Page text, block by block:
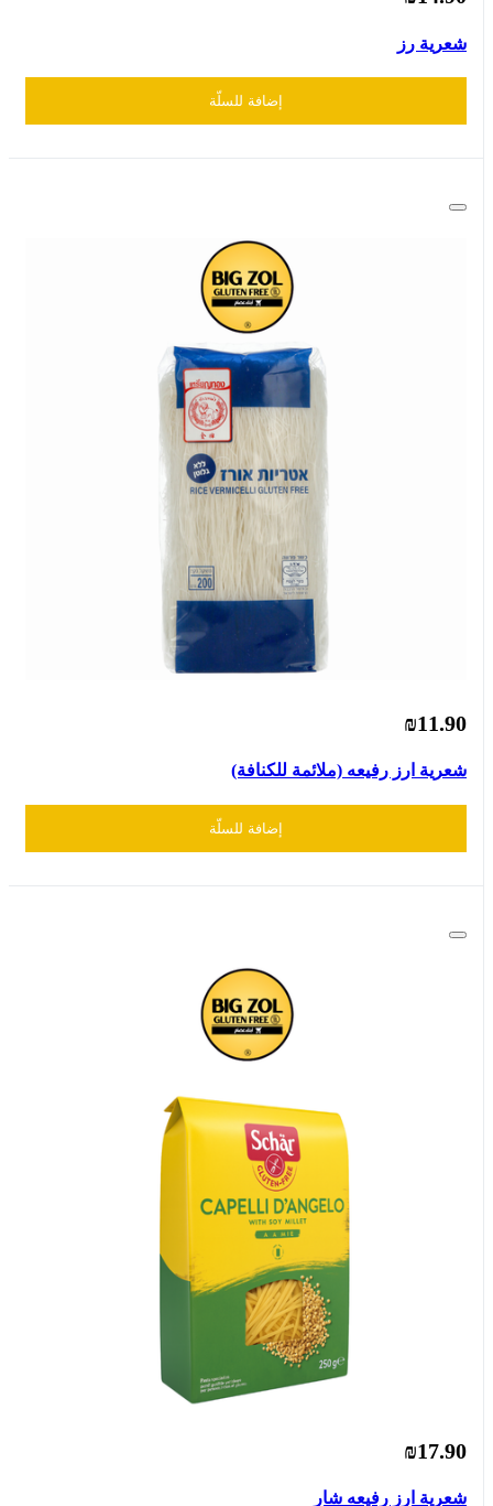
شعرية رز
إضافة للسلّة
₪11.90
شعرية ارز رفيعه (ملائمة للكنافة)
إضافة للسلّة
₪17.90
شعرية ارز رفيعه شار